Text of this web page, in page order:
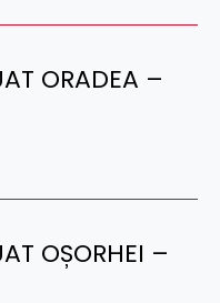
ORADEA –
OȘORHEI –